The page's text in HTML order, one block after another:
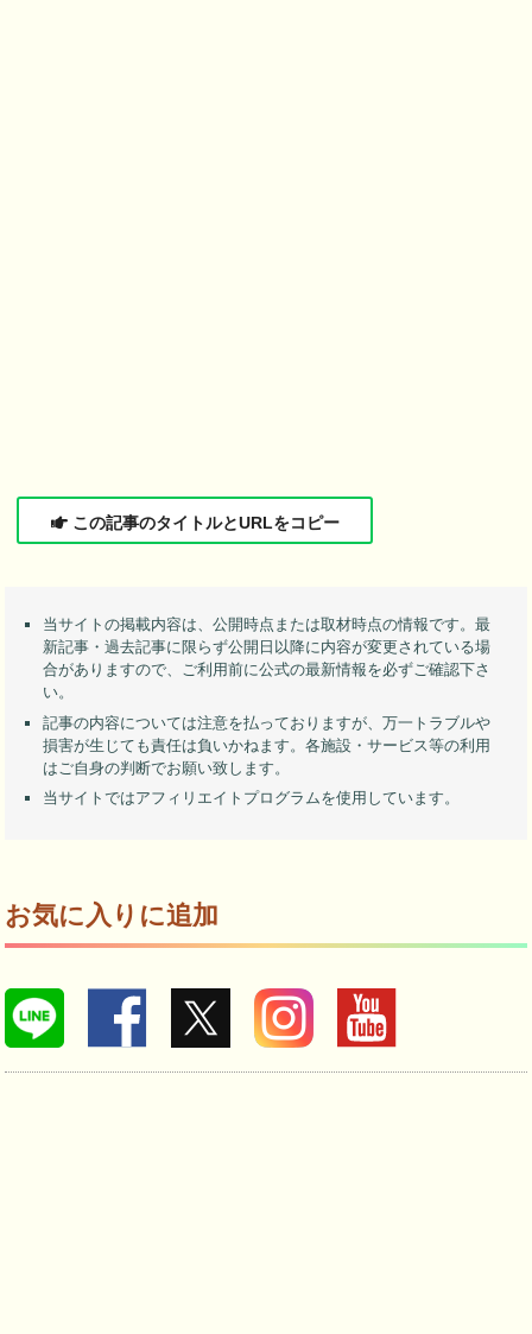
この記事のタイトルとURLをコピー
当サイトの掲載内容は、公開時点または取材時点の情報です。最
新記事・過去記事に限らず公開日以降に内容が変更されている場
合がありますので、ご利用前に公式の最新情報を必ずご確認下さ
い。
記事の内容については注意を払っておりますが、万一トラブルや
損害が生じても責任は負いかねます。各施設・サービス等の利用
はご自身の判断でお願い致します。
当サイトではアフィリエイトプログラムを使用しています。
お気に入りに追加